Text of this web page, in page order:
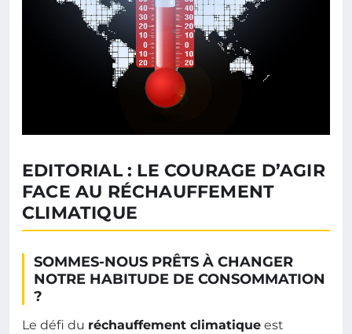
EDITORIAL : LE COURAGE D’AGIR
FACE AU RÉCHAUFFEMENT
CLIMATIQUE
SOMMES-NOUS PRÊTS À CHANGER
NOTRE HABITUDE DE CONSOMMATION
?
Le défi du réchauffement climatique est